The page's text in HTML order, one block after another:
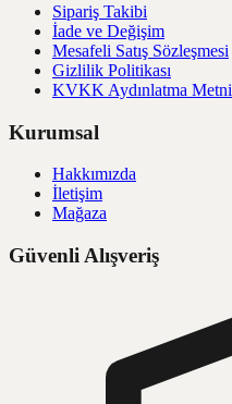
Sipariş Takibi
İade ve Değişim
Mesafeli Satış Sözleşmesi
Gizlilik Politikası
KVKK Aydınlatma Metni
Kurumsal
Hakkımızda
İletişim
Mağaza
Güvenli Alışveriş